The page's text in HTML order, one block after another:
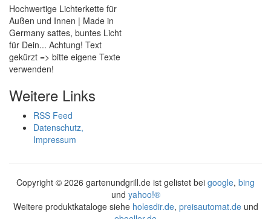
Hochwertige Lichterkette für
Außen und Innen | Made in
Germany sattes, buntes Licht
für Dein... Achtung! Text
gekürzt => bitte eigene Texte
verwenden!
Weitere Links
RSS Feed
Datenschutz,
Impressum
Copyright © 2026 gartenundgrill.de ist gelistet bei google, bing
und yahoo!®
Weitere produktkataloge siehe holesdir.de, preisautomat.deund